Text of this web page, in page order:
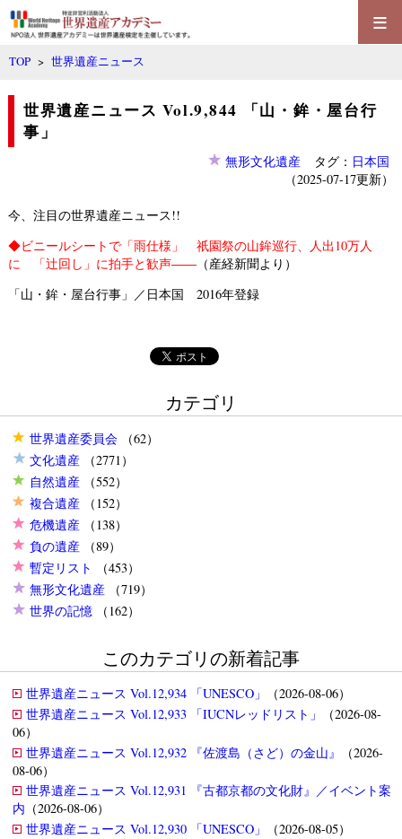
≡
TOP >世界遺産ニュース
世界遺産ニュース Vol.9,844 「山・鉾・屋台行
事」
無形文化遺産タグ： 日本国
（2025-07-17更新）
今、注目の世界遺産ニュース!!
◆ビニールシートで「雨仕様」 祇園祭の山鉾巡行、人出10万人
に 「辻回し」に拍手と歓声――（産経新聞より）
「山・鉾・屋台行事」／日本国 2016年登録
カテゴリ
世界遺産委員会（62）
文化遺産（2771）
自然遺産（552）
複合遺産（152）
危機遺産（138）
負の遺産（89）
暫定リスト
（453）
無形文化遺産（719）
世界の記憶（162）
このカテゴリの新着記事
世界遺産ニュース Vol.12,934 「UNESCO」
（2026-08-06）
世界遺産ニュース Vol.12,933 「IUCNレッドリスト」
（2026-08-
06）
世界遺産ニュース Vol.12,932 『佐渡島（さど）の金山』
（2026-
08-06）
世界遺産ニュース Vol.12,931 『古都京都の文化財』／イベント案
内 （2026-08-06）
世界遺産ニュース Vol.12,930 「UNESCO」
（2026-08-05）